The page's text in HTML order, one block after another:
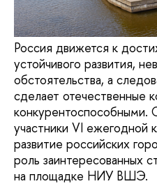
Россия движется к
устойчивого развития,
обстоятельства, а
сделает отечественные
конкурентоспособными.
участники VI ежегодной
развитие российских
роль заинтересованных
на площадке НИУ ВШЭ.